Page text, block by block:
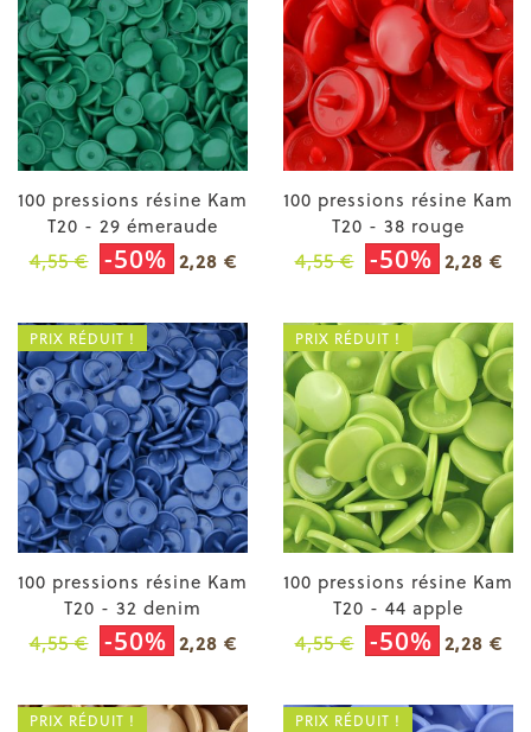
100 pressions résine Kam
T20 - 29 émeraude
4,55 € -50% 2,28 €
100 pressions résine Kam
T20 - 38 rouge
4,55 € -50% 2,28 €
100 pressions résine Kam
T20 - 32 denim
4,55 € -50% 2,28 €
PRIX RÉDUIT !
100 pressions résine Kam
T20 - 44 apple
4,55 € -50% 2,28 €
PRIX RÉDUIT !
PRIX RÉDUIT ! PRIX RÉDUIT !